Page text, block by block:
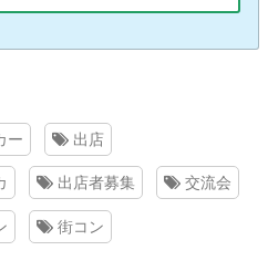
ー 出店
出店者募集 交流会
街コン